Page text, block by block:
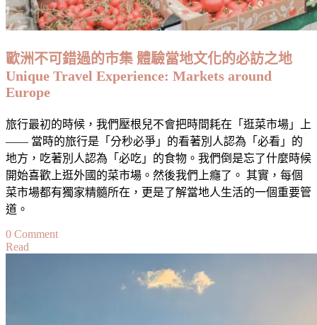
方
超
漫！
The
in
Europe
歐洲不可錯過的市集 體驗當地文化的必訪之地
Unique Travel Experience: Markets around
Europe
旅行最初的時候，我們壓根兒不會把時間耗在「逛菜市場」上
—— 當時的旅行是「分秒必爭」的看著別人認為「必看」的
地方，吃著別人認為「必吃」的食物。我們倒是忘了什麼時候
開始喜歡上逛外國的菜市場。然後我們上癮了。 其實，每個
菜市場都有獨家精髓所在，更是了解當地人生活的一個重要管
道。
0 Commenton
Read